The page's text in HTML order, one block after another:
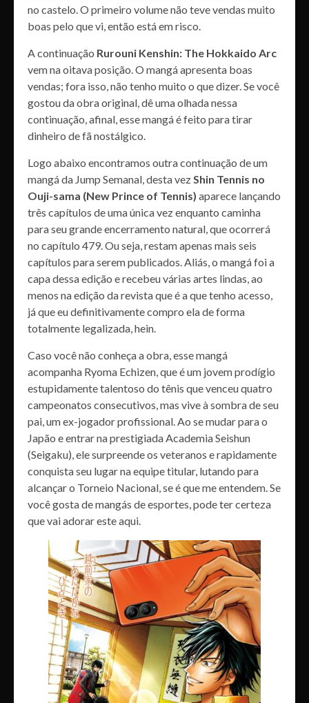
no castelo. O primeiro volume não teve vendas muito
boas pelo que vi, então está em risco.
A continuação Rurouni Kenshin: The Hokkaido Arc
vem na oitava posição. O mangá apresenta boas
vendas; fora isso, não tenho muito o que dizer. Se você
gostou da obra original, dê uma olhada nessa
continuação, afinal, esse mangá é feito para tirar
dinheiro de fã nostálgico.
Logo abaixo encontramos outra continuação de um
mangá da Jump Semanal, desta vez Shin Tennis no
Ouji-sama (New Prince of Tennis) aparece lançando
três capítulos de uma única vez enquanto caminha
para seu grande encerramento natural, que ocorrerá
no capítulo 479. Ou seja, restam apenas mais seis
capítulos para serem publicados. Aliás, o mangá foi a
capa dessa edição e recebeu várias artes lindas, ao
menos na edição da revista que é a que tenho acesso,
já que eu definitivamente compro ela de forma
totalmente legalizada, hein.
Caso você não conheça a obra, esse mangá
acompanha Ryoma Echizen, que é um jovem prodígio
estupidamente talentoso do tênis que venceu quatro
campeonatos consecutivos, mas vive à sombra de seu
pai, um ex-jogador profissional. Ao se mudar para o
Japão e entrar na prestigiada Academia Seishun
(Seigaku), ele surpreende os veteranos e rapidamente
conquista seu lugar na equipe titular, lutando para
alcançar o Torneio Nacional, se é que me entendem. Se
você gosta de mangás de esportes, pode ter certeza
que vai adorar este aqui.